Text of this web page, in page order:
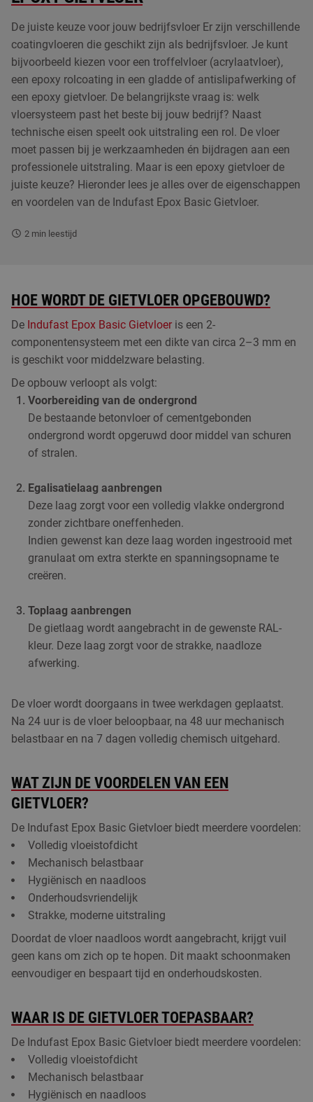
PUCEM vloeren
PU gietvloeren
Betonvloer coating
Kunststof plinten
Vloer laten egaliseren
ESD vloeren
De juiste keuze voor jouw bedrijfsvloer Er zijn verschillende
coatingvloeren die geschikt zijn als bedrijfsvloer. Je kunt
bijvoorbeeld kiezen voor een troffelvloer (acrylaatvloer),
een epoxy rolcoating in een gladde of antislipafwerking of
een epoxy gietvloer. De belangrijkste vraag is: welk
vloersysteem past het beste bij jouw bedrijf? Naast
technische eisen speelt ook uitstraling een rol. De vloer
moet passen bij je werkzaamheden én bijdragen aan een
professionele uitstraling. Maar is een epoxy gietvloer de
juiste keuze? Hieronder lees je alles over de eigenschappen
en voordelen van de Indufast Epox Basic Gietvloer.
2min leestijd
HOE WORDT DE GIETVLOER OPGEBOUWD?
De Indufast Epox Basic Gietvloer is een 2-
componentensysteem met een dikte van circa 2–3 mm en
is geschikt voor middelzware belasting.
De opbouw verloopt als volgt:
Voorbereiding van de ondergrond
De bestaande betonvloer of cementgebonden
ondergrond wordt opgeruwd door middel van schuren
of stralen.
Egalisatielaag aanbrengen
Deze laag zorgt voor een volledig vlakke ondergrond
zonder zichtbare oneffenheden.
Indien gewenst kan deze laag worden ingestrooid met
granulaat om extra sterkte en spanningsopname te
creëren.
Toplaag aanbrengen
De gietlaag wordt aangebracht in de gewenste RAL-
kleur. Deze laag zorgt voor de strakke, naadloze
afwerking.
De vloer wordt doorgaans in twee werkdagen geplaatst.
Na 24 uur is de vloer beloopbaar, na 48 uur mechanisch
belastbaar en na 7 dagen volledig chemisch uitgehard.
WAT ZIJN DE VOORDELEN VAN EEN
GIETVLOER?
De Indufast Epox Basic Gietvloer biedt meerdere voordelen:
Volledig vloeistofdicht
Mechanisch belastbaar
Hygiënisch en naadloos
Onderhoudsvriendelijk
Strakke, moderne uitstraling
Doordat de vloer naadloos wordt aangebracht, krijgt vuil
geen kans om zich op te hopen. Dit maakt schoonmaken
eenvoudiger en bespaart tijd en onderhoudskosten.
WAAR IS DE GIETVLOER TOEPASBAAR?
De Indufast Epox Basic Gietvloer biedt meerdere voordelen:
Volledig vloeistofdicht
Mechanisch belastbaar
Hygiënisch en naadloos